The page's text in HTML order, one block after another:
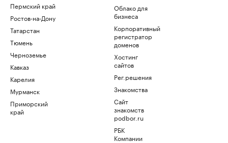
Пермский край
Ростов-на-Дону
Татарстан
Тюмень
Черноземье
Кавказ
Карелия
Мурманск
Приморский
край
Облако для
бизнеса
Корпоративный
регистратор
доменов
Хостинг
сайтов
Рег.решения
Знакомства
Сайт
знакомств
podbor.ru
РБК
Компании